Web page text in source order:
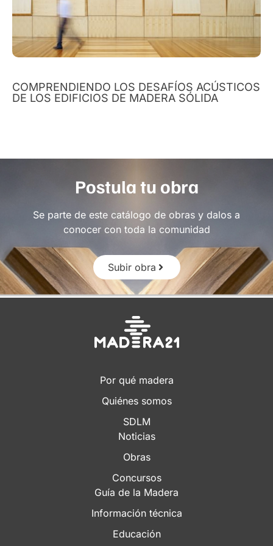
COMPRENDIENDO LOS DESAFÍOS ACÚSTICOS
DE LOS EDIFICIOS DE MADERA SÓLIDA
Postula tu obra
Se parte de este catálogo de obras y dalos a
conocer con toda la comunidad
Subir obra
Por qué madera
Quiénes somos
SDLM
Noticias
Obras
Concursos
Guía de la Madera
Información técnica
Educación